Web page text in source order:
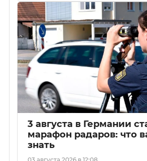
3 августа в Германии
марафон радаров: что
знать